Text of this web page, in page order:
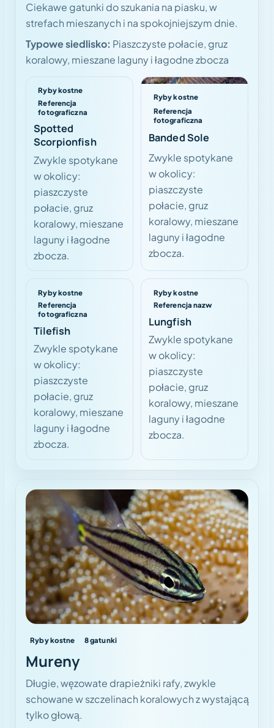
Ciekawe gatunki do szukania na piasku, w
strefach mieszanych i na spokojniejszym dnie.
Typowe siedlisko: Piaszczyste połacie, gruz
koralowy, mieszane laguny i łagodne zbocza
Ryby kostne
Referencja
fotograficzna
Spotted
Scorpionfish
Zwykle spotykane
w okolicy:
piaszczyste
połacie, gruz
koralowy, mieszane
laguny i łagodne
zbocza.
Ryby kostne
Referencja
fotograficzna
Banded Sole
Zwykle spotykane
w okolicy:
piaszczyste
połacie, gruz
koralowy, mieszane
laguny i łagodne
zbocza.
Ryby kostne
Referencja
fotograficzna
Tilefish
Zwykle spotykane
w okolicy:
piaszczyste
połacie, gruz
koralowy, mieszane
laguny i łagodne
zbocza.
Ryby kostne
Referencja nazw
Lungfish
Zwykle spotykane
w okolicy:
piaszczyste
połacie, gruz
koralowy, mieszane
laguny i łagodne
zbocza.
Ryby kostne 8gatunki
Mureny
Długie, węzowate drapieżniki rafy, zwykle
schowane w szczelinach koralowych z wystającą
tylko głową.